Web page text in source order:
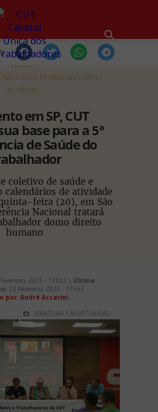
HOME
DOS TRABALHADORES
NOTÍCIAS
em SP, CUT
base para a 5ª
de Saúde do
coletivo de saúde e
calendários de atividade
feira (20), em São
Nacional tratará
domo direito
humano
2025 - 17h22 | Última
23 Fevereiro, 2025 - 17h53
por: André Accarini
SEBASTIAN CAUVET/AHEAD